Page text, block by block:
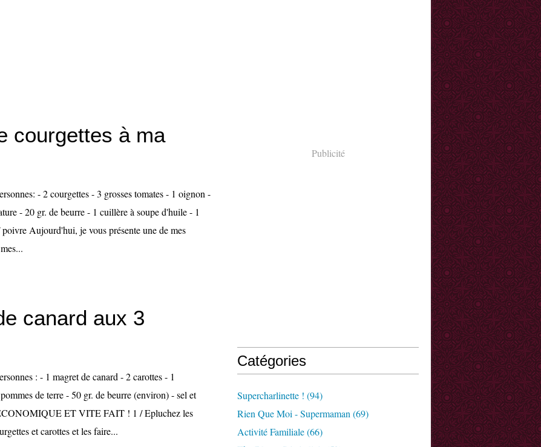
courgettes à ma
- 2 courgettes - 3 grosses tomates - 1 oignon -
- 20 gr. de beurre - 1 cuillère à soupe d'huile - 1
Aujourd'hui, je vous présente une de mes
canard aux 3
: - 1 magret de canard - 2 carottes - 1
de terre - 50 gr. de beurre (environ) - sel et
ET VITE FAIT ! 1 / Epluchez les
et carottes et les faire...
Publicité
Catégories
Supercharlinette ! (94)
Rien Que Moi - Supermaman (69)
Activité Familiale(66)